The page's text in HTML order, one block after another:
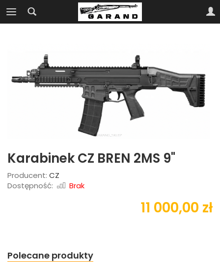
Karabinek CZ BREN 2MS 9"
Producent: CZ
Dostępność:
Brak
11 000,00 zł
Polecane produkty